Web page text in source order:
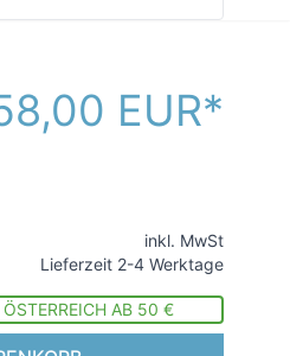
EUR
inkl. MwSt
Lieferzeit 2-4 Werktage
AB 50 €